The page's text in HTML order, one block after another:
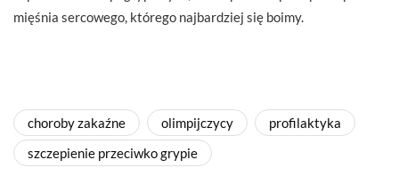
mięśnia sercowego, którego najbardziej się boimy.
choroby zakaźne olimpijczycy
profilaktyka
szczepienie przeciwko grypie